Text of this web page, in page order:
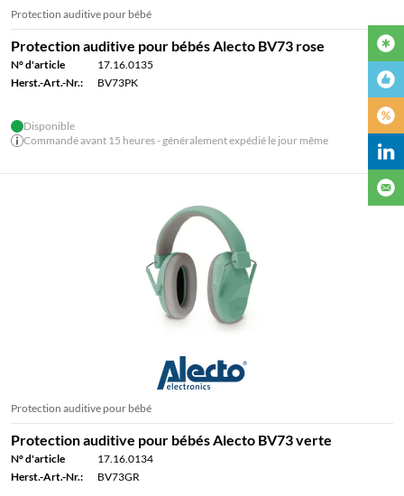
Protection auditive pour bébé
Protection auditive pour bébés Alecto BV73 rose
N° d'article
17.16.0135
Herst.-Art.-Nr.:
BV73PK
Disponible
Commandé avant 15 heures - généralement expédié le jour même
Protection auditive pour bébé
Protection auditive pour bébés Alecto BV73 verte
N° d'article
17.16.0134
Herst.-Art.-Nr.:
BV73GR